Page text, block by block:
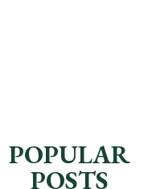
POPULAR
POSTS